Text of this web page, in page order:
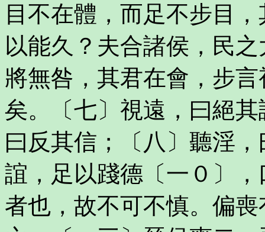
目不在體，而足不步目
以能久？夫合諸侯，民
將無咎，其君在會，步
矣。〔七〕視遠，曰絕
曰反其信；〔八〕聽淫
誼，足以踐德〔一０〕
者也，故不可不慎。偏